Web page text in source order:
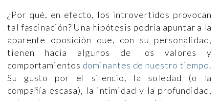
¿Por qué, en efecto, los introvertidos provocan
tal fascinación? Una hipótesis podría apuntar a la
aparente oposición que, con su personalidad,
tienen hacia algunos de los valores y
comportamientos dominantes de nuestro tiempo.
Su gusto por el silencio, la soledad (o la
compañía escasa), la intimidad y la profundidad,